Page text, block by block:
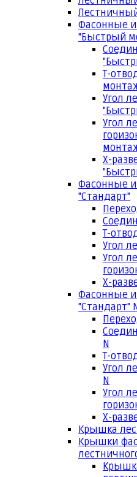
Фасонные
"Быстрый
Т-
Угол
Угол
Х-
Фасонные
"Стандарт"
Т-
Угол
Угол
Х-
Фасонные
"Стандарт"
N
Т-
Угол
N
Угол
Х-
Крышка
Крышки